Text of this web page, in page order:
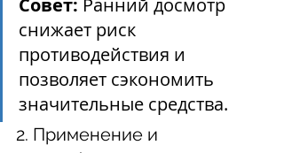
Совет: Ранний досмотр
снижает риск
противодействия и
позволяет сэкономить
значительные средства.
2. Применение и